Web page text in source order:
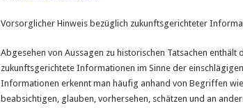
Vorsorglicher Hinweis bezüglich zukunftsgerichteter
Abgesehen von Aussagen zu historischen Tatsachen enthält
zukunftsgerichtete Informationen im Sinne der
Informationen erkennt man häufig anhand von Begriffen
beabsichtigen, glauben, vorhersehen, schätzen und an